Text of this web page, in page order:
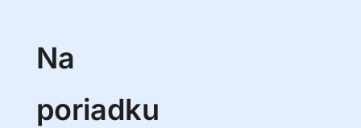
Na
poriadku